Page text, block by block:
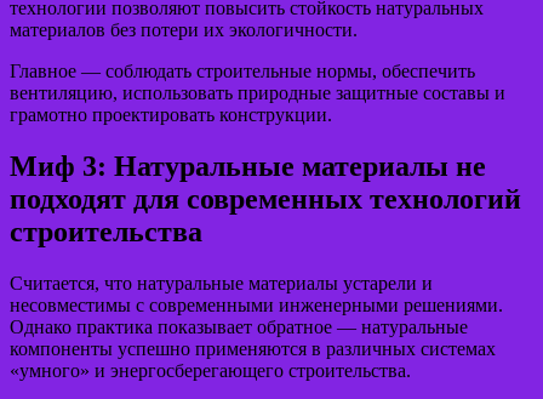
технологии позволяют повысить стойкость натуральных
материалов без потери их экологичности.
Главное — соблюдать строительные нормы, обеспечить
вентиляцию, использовать природные защитные составы и
грамотно проектировать конструкции.
Миф 3: Натуральные материалы не
подходят для современных технологий
строительства
Считается, что натуральные материалы устарели и
несовместимы с современными инженерными решениями.
Однако практика показывает обратное — натуральные
компоненты успешно применяются в различных системах
«умного» и энергосберегающего строительства.